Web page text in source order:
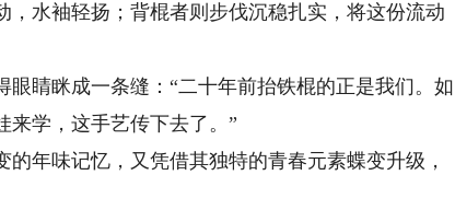
水袖轻扬；背棍者则步伐沉稳扎实，将这份流动
睛眯成一条缝：“二十年前抬铁棍的正是我们。如
来学，这手艺传下去了。”
年味记忆，又凭借其独特的青春元素蝶变升级，